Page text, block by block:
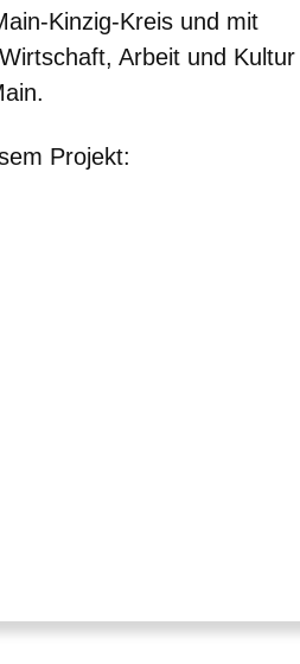
Kinzig-Kreis und mit
Arbeit und Kultur
Projekt: